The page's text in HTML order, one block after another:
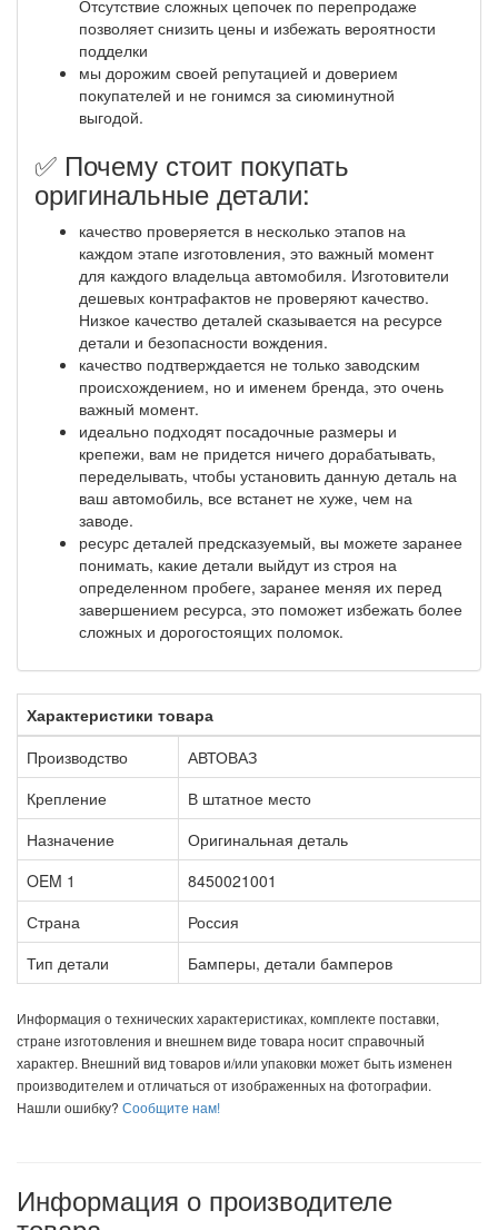
Отсутствие сложных цепочек по перепродаже
позволяет снизить цены и избежать вероятности
подделки
мы дорожим своей репутацией и доверием
покупателей и не гонимся за сиюминутной
выгодой.
✅ Почему стоит покупать
оригинальные детали:
качество проверяется в несколько этапов на
каждом этапе изготовления, это важный момент
для каждого владельца автомобиля. Изготовители
дешевых контрафактов не проверяют качество.
Низкое качество деталей сказывается на ресурсе
детали и безопасности вождения.
качество подтверждается не только заводским
происхождением, но и именем бренда, это очень
важный момент.
идеально подходят посадочные размеры и
крепежи, вам не придется ничего дорабатывать,
переделывать, чтобы установить данную деталь на
ваш автомобиль, все встанет не хуже, чем на
заводе.
ресурс деталей предсказуемый, вы можете заранее
понимать, какие детали выйдут из строя на
определенном пробеге, заранее меняя их перед
завершением ресурса, это поможет избежать более
сложных и дорогостоящих поломок.
Характеристики товара
Производство
АВТОВАЗ
Крепление
В штатное место
Назначение
Оригинальная деталь
OEM 1
8450021001
Страна
Россия
Тип детали
Бамперы, детали бамперов
Информация о технических характеристиках, комплекте поставки,
стране изготовления и внешнем виде товара носит справочный
характер. Внешний вид товаров и/или упаковки может быть изменен
производителем и отличаться от изображенных на фотографии.
Нашли ошибку? Сообщите нам!
Информация о производителе